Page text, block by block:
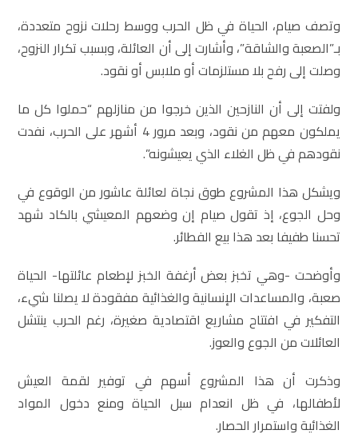
وتصف صيام، الحياة في ظل الحرب ووسط رحلات نزوح متعددة،
بـ”الصعبة والشاقة”، وأشارت إلى أن العائلة، وبسبب تكرار النزوح،
وصلت إلى رفح بلا مستلزمات أو ملابس أو نقود.
ولفتت إلى أن النازحين الذين خرجوا من منازلهم “حملوا كل ما
يملكون معهم من نقود، وبعد مرور 4 أشهر على الحرب، نفدت
نقودهم في ظل الغلاء الذي يعيشونه”.
ويشكل هذا المشروع طوق نجاة لعائلة عاشور من الوقوع في
وحل الجوع، إذ تقول صيام إن وضعهم المعيشي بالكاد شهد
تحسنا طفيفا بعد هذا بيع الفطائر.
وأوضحت -وهي تخبز بعض أرغفة الخبز لإطعام عائلتها- الحياة
صعبة، والمساعدات الإنسانية والغذائية مفقودة لا يصلنا شيء،
التفكير في افتتاح مشاريع اقتصادية صغيرة، رغم الحرب ينتشل
العائلات من الجوع والعوز.
وذكرت أن هذا المشروع أسهم في توفير لقمة العيش
لأطفالها، في ظل انعدام سبل الحياة ومنع دخول المواد
الغذائية واستمرار الحصار.